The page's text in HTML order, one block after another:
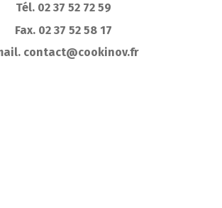
Tél. 02 37 52 72 59
Fax. 02 37 52 58 17
contact@cookinov.fr